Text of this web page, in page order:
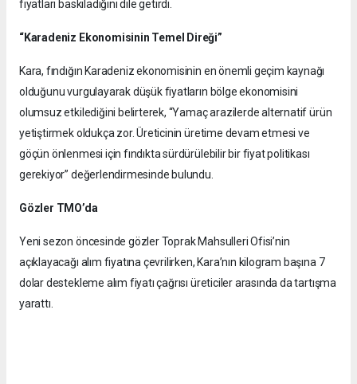
fiyatları baskıladığını dile getirdi.
“Karadeniz Ekonomisinin Temel Direği”
Kara, fındığın Karadeniz ekonomisinin en önemli geçim kaynağı
olduğunu vurgulayarak düşük fiyatların bölge ekonomisini
olumsuz etkilediğini belirterek, “Yamaç arazilerde alternatif ürün
yetiştirmek oldukça zor. Üreticinin üretime devam etmesi ve
göçün önlenmesi için fındıkta sürdürülebilir bir fiyat politikası
gerekiyor” değerlendirmesinde bulundu.
Gözler TMO’da
Yeni sezon öncesinde gözler Toprak Mahsulleri Ofisi’nin
açıklayacağı alım fiyatına çevrilirken, Kara’nın kilogram başına 7
dolar destekleme alım fiyatı çağrısı üreticiler arasında da tartışma
yarattı.